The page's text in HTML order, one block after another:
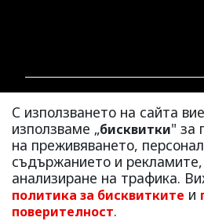
С използването на сайта
използваме „бисквитки" за
на преживяването,
съдържанието и
анализиране на трафика.
политика за бисквитките и
поверителност.
АЗ,
ПОД